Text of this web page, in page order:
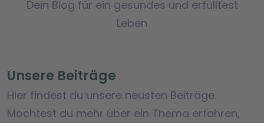
Dein Blog für ein gesundes und erfülltest
Leben
Unsere Beiträge
Hier findest du unsere neusten Beiträge.
Möchtest du mehr über ein Thema erfahren,